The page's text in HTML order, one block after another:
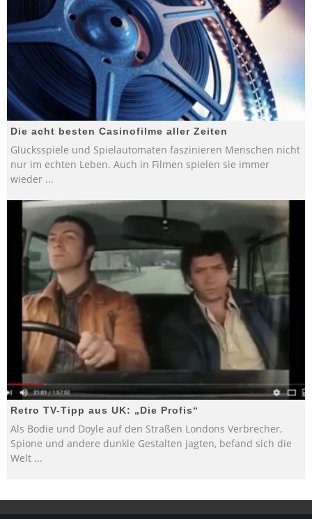
Die acht besten Casinofilme aller Zeiten
Glücksspiele und Spielautomaten faszinieren Menschen nicht
nur im echten Leben. Auch in Filmen spielen sie immer
wieder ...
Retro TV-Tipp aus UK: „Die Profis“
Als Bodie und Doyle auf den Straßen Londons Verbrecher,
Spione und andere dunkle Gestalten jagten, befand sich die
Welt ...